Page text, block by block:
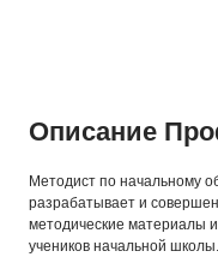
Описание
Методист по начальному
разрабатывает и
методические материалы
учеников начальной